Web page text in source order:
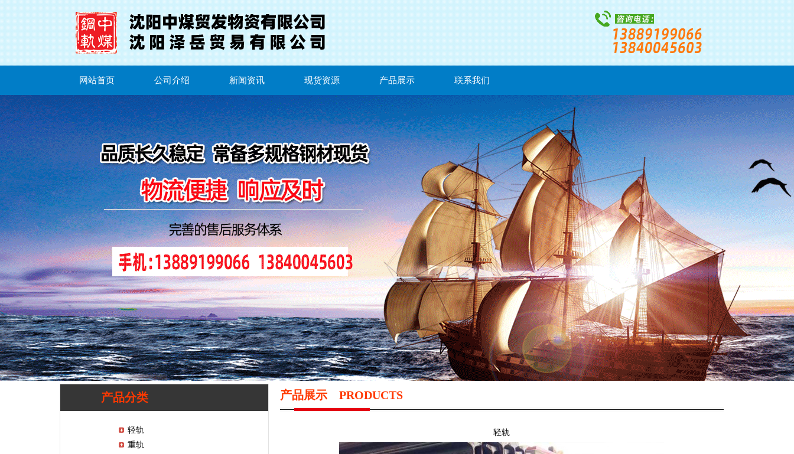
网站首页 公司介绍 新闻资讯 现货资源 产品展示 联系我们
产品分类
轻轨
重轨
产品展示 PRODUCTS
轻轨